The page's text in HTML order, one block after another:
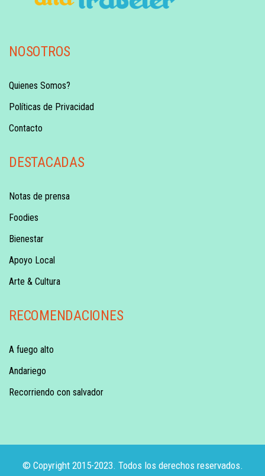
NOSOTROS
Quienes Somos?
Políticas de Privacidad
Contacto
DESTACADAS
Notas de prensa
Foodies
Bienestar
Apoyo Local
Arte & Cultura
RECOMENDACIONES
A fuego alto
Andariego
Recorriendo con salvador
© Copyright 2015-2023. Todos los derechos reservados.